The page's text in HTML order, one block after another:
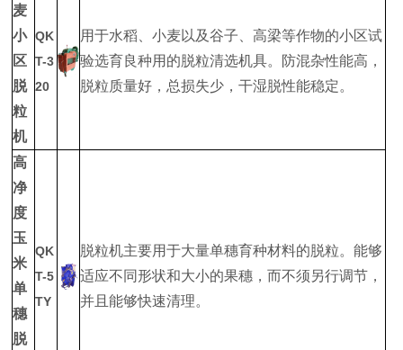
麦
小
区
脱
粒
机
QK
T-3
20
用于水稻、小麦以及谷子、高梁等作物的小区试
验选育良种用的脱粒清选机具。防混杂性能高，
脱粒质量好，总损失少，干湿脱性能稳定。
高
净
度
玉
米
单
穗
脱
QK
T-5
TY
脱粒机主要用于大量单穗育种材料的脱粒。能够
适应不同形状和大小的果穗，而不须另行调节，
并且能够快速清理。